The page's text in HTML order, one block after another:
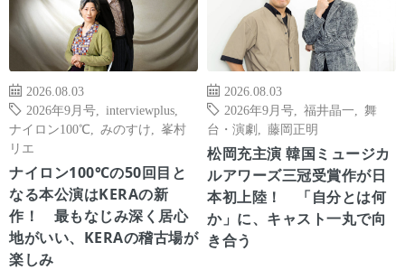
2026.08.03
2026年9月号
interviewplus
ナイロン100℃
みのすけ
峯村
リエ
ナイロン100℃の50回目と
なる本公演はKERAの新
作！ 最もなじみ深く居心
地がいい、KERAの稽古場が
楽しみ
2026.08.03
2026年9月号
福井晶一
舞
台・演劇
藤岡正明
松岡充主演 韓国ミュージカ
ルアワーズ三冠受賞作が日
本初上陸！ 「自分とは何
か」に、キャスト一丸で向
き合う